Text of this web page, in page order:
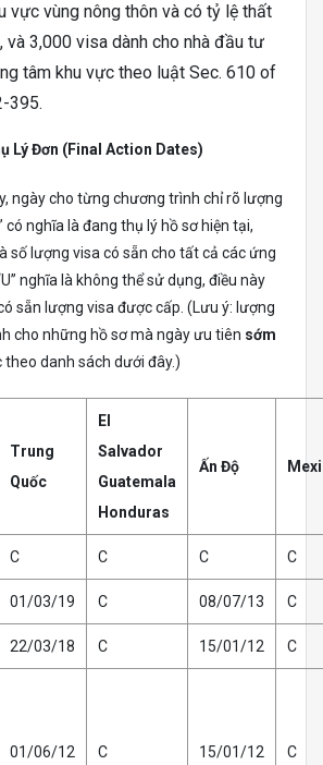
vực vùng nông thôn và có tỷ lệ thất
và 3,000 visa dành cho nhà đầu tư
tâm khu vực theo luật Sec. 610 of
395.
Lý Đơn (Final Action Dates)
ngày cho từng chương trình chỉ rõ lượng
có nghĩa là đang thụ lý hồ sơ hiện tại,
số lượng visa có sẵn cho tất cả các ứng
nghĩa là không thể sử dụng, điều này
sẵn lượng visa được cấp. (Lưu ý: lượng
cho những hồ sơ mà ngày ưu tiên sớm
danh sách dưới đây.)
Trung
Quốc
El
Salvador
Guatemala
Honduras
Ấn Độ
C C C C
01/03/19 C 08/07/13 C
22/03/18 C 15/01/12 C
01/06/12 C 15/01/12 C